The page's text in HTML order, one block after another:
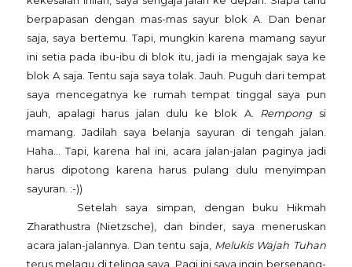
berpapasan dengan mas-mas sayur blok A. Dan benar
saja, saya bertemu. Tapi, mungkin karena mamang sayur
ini setia pada ibu-ibu di blok itu, jadi ia mengajak saya ke
blok A saja. Tentu saja saya tolak. Jauh. Puguh dari tempat
saya mencegatnya ke rumah tempat tinggal saya pun
jauh, apalagi harus jalan dulu ke blok A. Rempongsi
mamang. Jadilah saya belanja sayuran di tengah jalan.
Haha... Tapi, karena hal ini, acara jalan-jalan paginya jadi
harus dipotong karena harus pulang dulu menyimpan
sayuran. :-))
Setelah saya simpan, dengan buku Hikmah
Zharathustra (Nietzsche), dan binder, saya meneruskan
acara jalan-jalannya. Dan tentu saja, Melukis Wajah Tuhan
terus melagu di telinga saya. Pagi ini saya ingin bersenang-